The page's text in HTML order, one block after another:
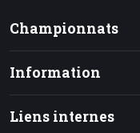
Championnats
Information
Liens internes